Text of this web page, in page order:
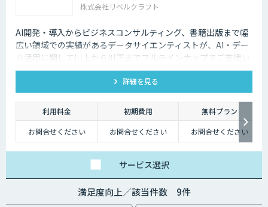
株式会社リベルクラフト
AI開発・導入からビジネスコンサルティング、書籍出版まで幅
広い領域での実績があるデータサイエンティストが、AI・デー
タ活用に関して川上から川下までフルラインナップでご支援い
たします。
詳細を見る
利用料金 初期費用
無料プラン
お問合せください
お問合せください お問合せください
サービス選択
満足度向上／該当件数 9件